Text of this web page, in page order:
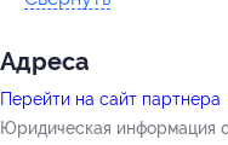
Адресa
Перейти на сайт партнера
Юридическая информация